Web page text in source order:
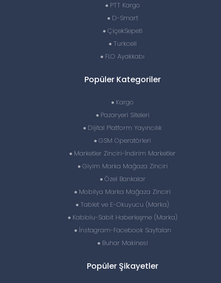
PTT Kargo
D-Smart
ÇiçekSepeti
Turkcell
FLO Ayakkabı
Popüler Kategoriler
Kargo
Pazaryeri Siteleri
Dijital Platform Yayıncılık
GSM Operatörleri
Marketler Zinciri-İndirim Marketler
Giyim Marka Mağaza Zinciri
Özel Bankalar
Mobilya Marka Mağaza Zinciri
Tablet ve E-Okuyucu (Marka)
Kablolu-Sabit Haberleşme (Marka)
İnstagram-Facebook Sayfaları
Buhar Makinesi
Popüler Şikayetler